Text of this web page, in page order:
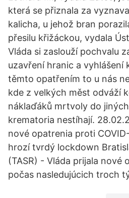
která se přiznala za
kalicha, u jehož bran
přesilu křižáckou, vydala
Vláda si zaslouží pochvalu
uzavření hranic a vyhlášení
těmto opatřením to u nás
kde z velkých měst odváží
náklaďáků mrtvoly do
krematoria nestíhají.
nové opatrenia proti
hrozí tvrdý lockdown
(TASR) - Vláda prijala nové
počas nasledujúcich troch